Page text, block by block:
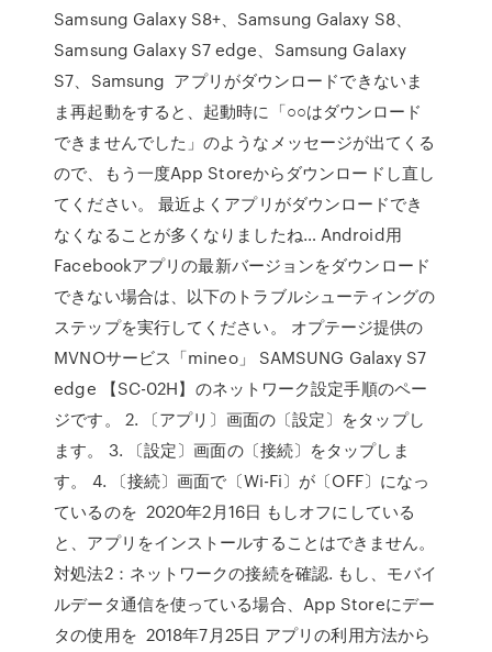
Samsung Galaxy S8+、Samsung Galaxy S8、
Samsung Galaxy S7 edge、Samsung Galaxy
S7、Samsung アプリがダウンロードできないま
ま再起動をすると、起動時に「○○はダウンロード
できませんでした」のようなメッセージが出てくる
ので、もう一度App Storeからダウンロードし直し
てください。 最近よくアプリがダウンロードでき
なくなることが多くなりましたね… Android用
Facebookアプリの最新バージョンをダウンロード
できない場合は、以下のトラブルシューティングの
ステップを実行してください。 オプテージ提供の
MVNOサービス「mineo」 SAMSUNG Galaxy S7
edge 【SC-02H】のネットワーク設定手順のペー
ジです。 2. 〔アプリ〕画面の〔設定〕をタップし
ます。 3. 〔設定〕画面の〔接続〕をタップしま
す。 4. 〔接続〕画面で〔Wi-Fi〕が〔OFF〕になっ
ているのを 2020年2月16日 もしオフにしている
と、アプリをインストールすることはできません。
対処法2：ネットワークの接続を確認. もし、モバイ
ルデータ通信を使っている場合、App Storeにデー
タの使用を 2018年7月25日 アプリの利用方法から